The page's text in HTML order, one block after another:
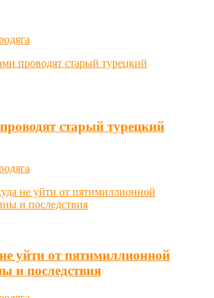
старый турецкий
уйти от пятимиллионной
и последствия